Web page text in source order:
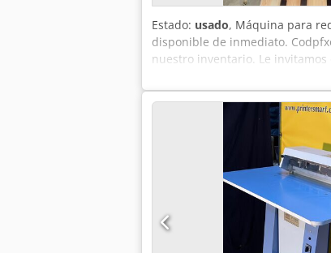
Estado: usado, Máquina para
disponible de inmediato.
nuestro inventario. Le